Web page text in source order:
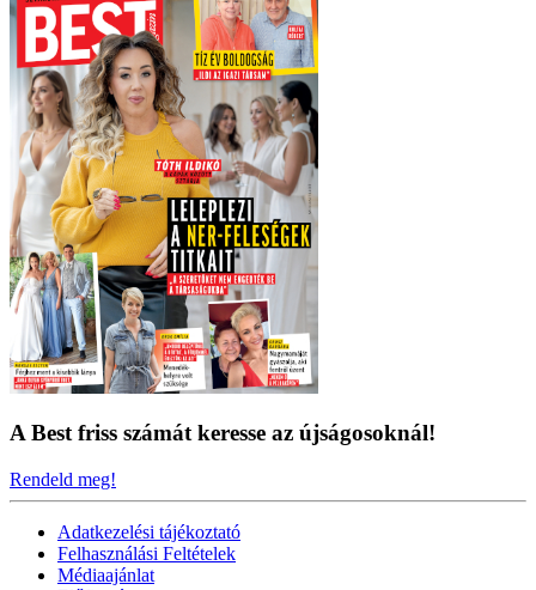
A Best friss számát keresse az újságosoknál!
Rendeld meg!
Adatkezelési tájékoztató
Felhasználási Feltételek
Médiaajánlat